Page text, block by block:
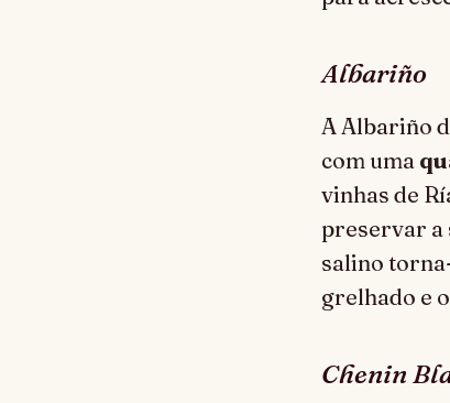
Albariño
A Albariño
com uma
vinhas de
preservar a
salino
grelhado e
Chenin